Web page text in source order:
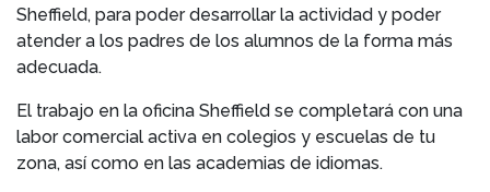
Sheffield, para poder desarrollar la actividad y poder
atender a los padres de los alumnos de la forma más
adecuada.
El trabajo en la oficina Sheffield se completará con una
labor comercial activa en colegios y escuelas de tu
zona, así como en las academias de idiomas.